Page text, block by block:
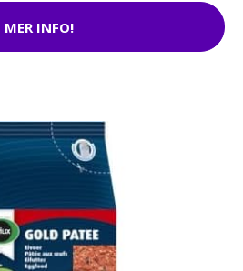
MER INFO!